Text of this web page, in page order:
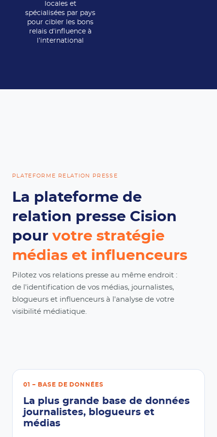
locales et
spécialisées par pays
pour cibler les bons
relais d’influence à
l’international
PLATEFORME RELATION PRESSE
La plateforme de
relation presse Cision
pour votre stratégie
médias et influenceurs
Pilotez vos relations presse au même endroit :
de l'identification de vos médias, journalistes,
blogueurs et influenceurs à l'analyse de votre
visibilité médiatique.
01 – BASE DE DONNÉES
La plus grande base de données
journalistes, blogueurs et
médias